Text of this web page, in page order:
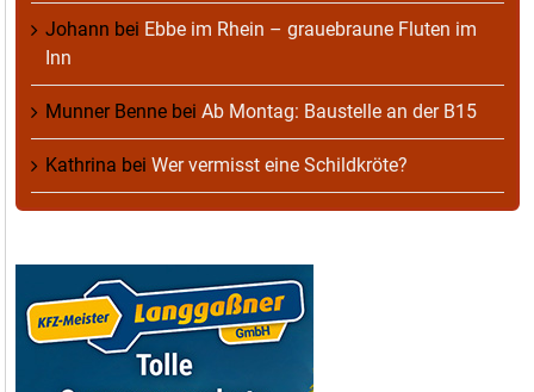
Johann bei Ebbe im Rhein – grauebraune Fluten im
Inn
Munner Benne bei Ab Montag: Baustelle an der B15
Kathrina bei Wer vermisst eine Schildkröte?